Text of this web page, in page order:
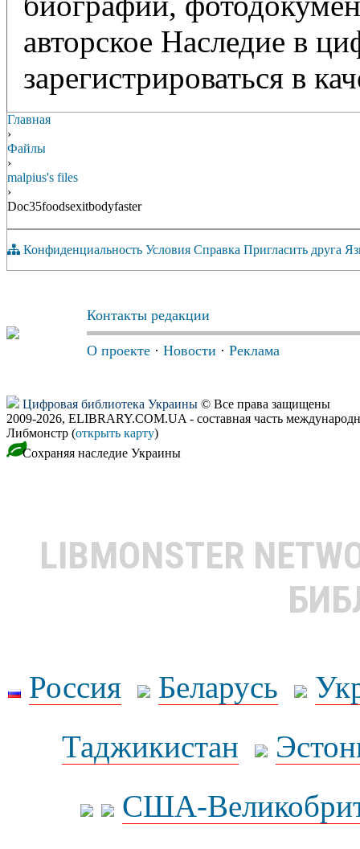
авторское Наследие в
зарегистрироваться в
Главная
›
Файлы
›
malpius's files
›
Doc35foodsexitbodyfaster
Конфиденциальность Условия Справка Пригласить друга
Контакты редакции
О проекте · Новости · Реклама
Цифровая библиотека Украины © Все права защищены
2009-2026, ELIBRARY.COM.UA - составная часть
Либмонстр (открыть карту)
Сохраняя наследие Украины
LIBMONSTER
Россия Беларусь
Таджикистан
США-